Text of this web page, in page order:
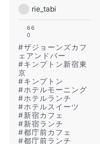
rie_tabi
66
0
#ザジョーンズカフ
ェアンドバー
#キンプトン新宿東
京
#キンプトン
#ホテルモーニング
#ホテルランチ
#ホテルスイーツ
#新宿カフェ
#新宿ランチ
#都庁前カフェ
#都庁前ランチ